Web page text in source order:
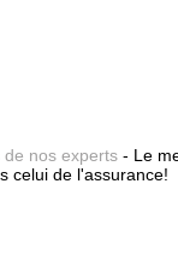
de nos experts - Le
celui de l'assurance!